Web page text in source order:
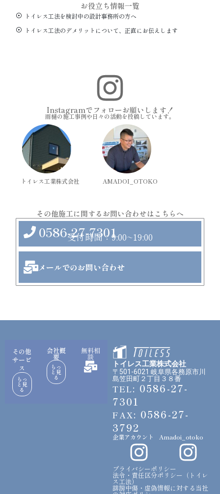
お役立ち情報一覧
トイレス工法を検討中の設計事務所の方へ
トイレス工法のデメリットについて、正直にお伝えします
I
n
s
t
a
g
r
a
m
Instagramでフォローお願いします！
雨樋の施工事例や日々の活動を投稿しています。
トイレス工業株式会社 AMADOI_OTOKO
その他施工に関するお問い合わせはこちらへ
0586-27-7301
受付時間：9:00~19:00
メールでのお問い合わせ
その他
サービ
ス
もっ
と見
る
会社概
要
もっ
と見
る
無料相
談
トイレス工業株式会社
〒501-6021 岐阜県各務原市川
島笠田町２丁目３８番
TEL: 0586-27-
7301
FAX: 0586-27-
3792
企業アカウント
I
n
Amadoi_otoko
I
n
プライバシーポリシー
法令・責任区分ポリシー（トイレ
ス工法）
誹謗中傷・虚偽情報に対する当社